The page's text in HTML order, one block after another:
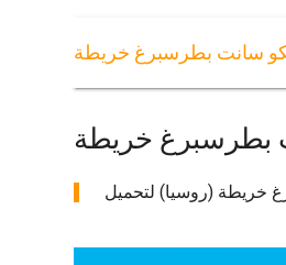
سانت بطرسبرغ خريطة
بطرسبرغ خريطة